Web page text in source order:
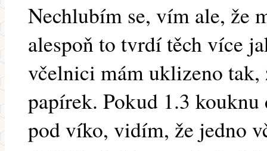
Nechlubím se, vím ale, že
alespoň to tvrdí těch více
včelnici mám uklizeno tak,
papírek. Pokud 1.3
pod víko, vidím, že jedno